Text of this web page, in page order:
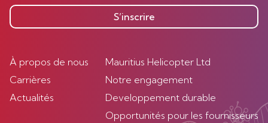
S’inscrire
À propos de nous
Carrières
Actualités
Mauritius Helicopter Ltd
Notre engagement
Developpement durable
Opportunités pour les fournisseurs